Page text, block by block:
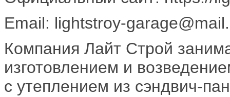
Email: lightstroy-
Компания Лайт Строй
изготовлением и
с утеплением из сэндвич-